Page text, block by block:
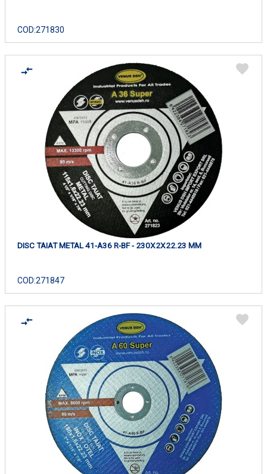
COD:271830
DISC TAIAT METAL 41-A36 R-BF - 230X2X22.23 MM
COD:271847